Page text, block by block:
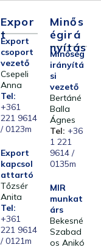
Expor
T
Export
csoport
vezető
Csepeli
Anna
Tel:
+361
221 9614
/ 0123m
Export
kapcsol
attartó
Tőzsér
Anita
Tel:
+361
221 9614
/ 0121m
Minős
Égirá
Nyítás
Minőség
irányítá
si
vezető
Bertáné
Balla
Ágnes
Tel: +36
1 221
9614 /
0135m
MIR
munkat
árs
Bekesné
Szabad
os Anikó